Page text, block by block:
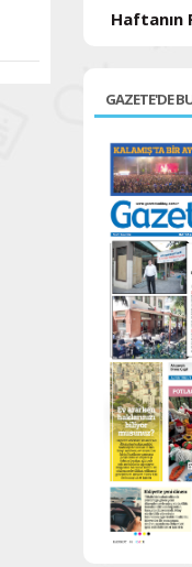
Haftanın
GAZETE'DE